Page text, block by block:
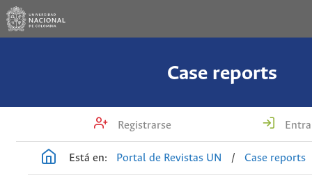
Case reports
Registrarse
Está en: Portal de Revistas UN / Case reports